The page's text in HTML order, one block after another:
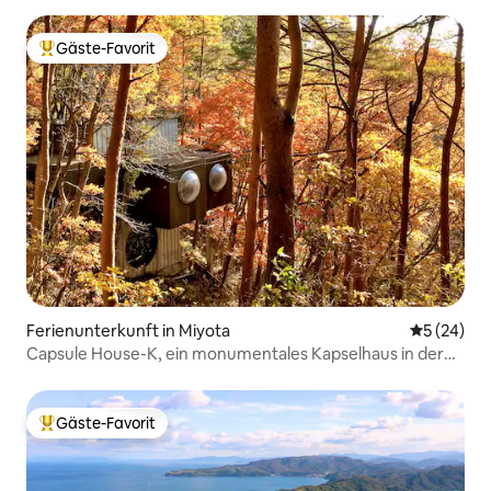
Beliebter Gäste-Favorit.
Gäste-Favorit
Ferienunterkunft in Miyota
5 (24)
Capsule House-K, ein monumentales Kapselhaus in der
Beliebter Gäste-Favorit.
Gäste-Favorit